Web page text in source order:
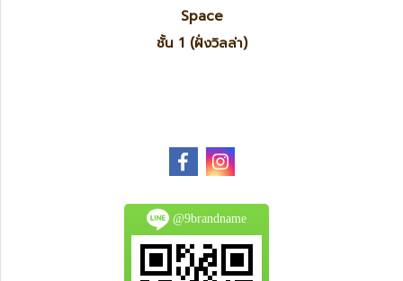
Space
ชั้น 1 (ฝั่งวิลล่า)
@9brandname